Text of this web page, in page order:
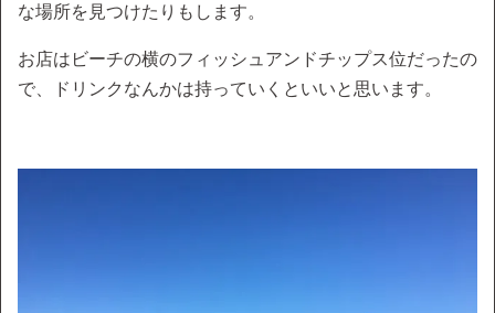
な場所を見つけたりもします。
お店はビーチの横のフィッシュアンドチップス位だったの
で、ドリンクなんかは持っていくといいと思います。